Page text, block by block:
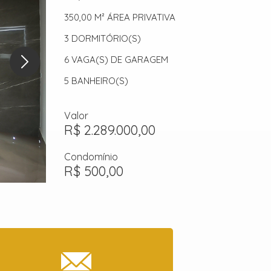
350,00 M² ÁREA PRIVATIVA
3 DORMITÓRIO(S)
6 VAGA(S) DE GARAGEM
5 BANHEIRO(S)
Valor
R$ 2.289.000,00
Condomínio
R$ 500,00